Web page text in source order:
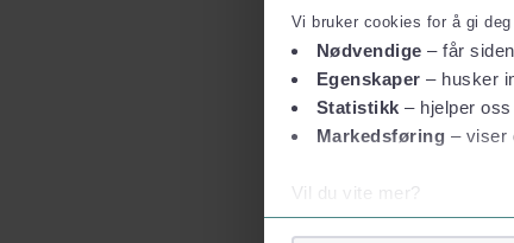
Vi bruker cookies for å gi
Nødvendige – får
Egenskaper – husker
Statistikk – hjelper
Markedsføring – viser
Vil du vite mer?
Om informasjonskapsler